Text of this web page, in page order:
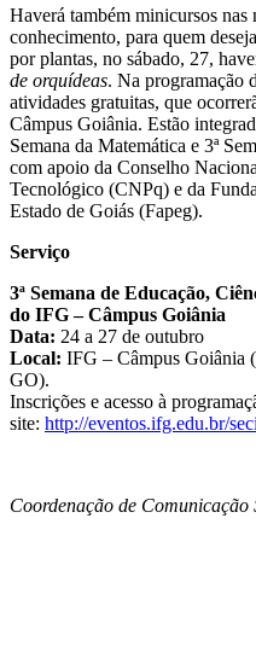
Haverá também minicursos nas
conhecimento, para quem
por plantas, no sábado, 27,
de orquídeas. Na programação
atividades gratuitas, que
Câmpus Goiânia. Estão
Semana da Matemática e 3ª
com apoio da Conselho
Tecnológico (CNPq) e da
Estado de Goiás (Fapeg).
Serviço
3ª Semana de Educação,
do IFG – Câmpus Goiânia
Data: 24 a 27 de outubro
Local: IFG – Câmpus Goiânia
GO).
Inscrições e acesso à
site: http://eventos.ifg.edu.br/
Coordenação de